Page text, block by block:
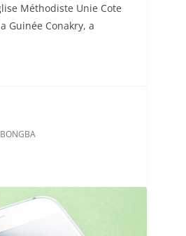
Méthodiste Unie Cote
Guinée Conakry, a